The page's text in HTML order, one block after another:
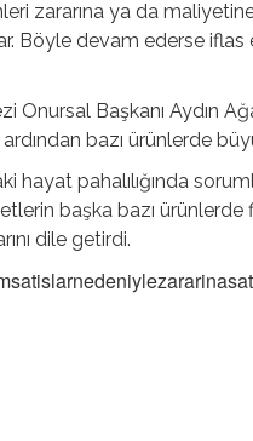
zararına ya da
Böyle devam ederse iflas
Onursal Başkanı Aydın
bazı ürünlerde
hayat pahalılığında
başka bazı
dile getirdi.